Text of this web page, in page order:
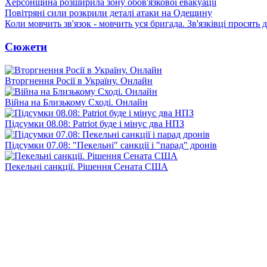
Херсонщина розширила зону обов'язкової евакуації
Повітряні сили розкрили деталі атаки на Одещину
Коли мовчить зв'язок - мовчить уся бригада. Зв'язківці просять
Сюжети
Вторгнення Росії в Україну. Онлайн
Війна на Близькому Сході. Онлайн
Підсумки 08.08: Patriot буде і мінус два НПЗ
Підсумки 07.08: "Пекельні" санкції і "парад" дронів
Пекельні санкції. Рішення Сената США